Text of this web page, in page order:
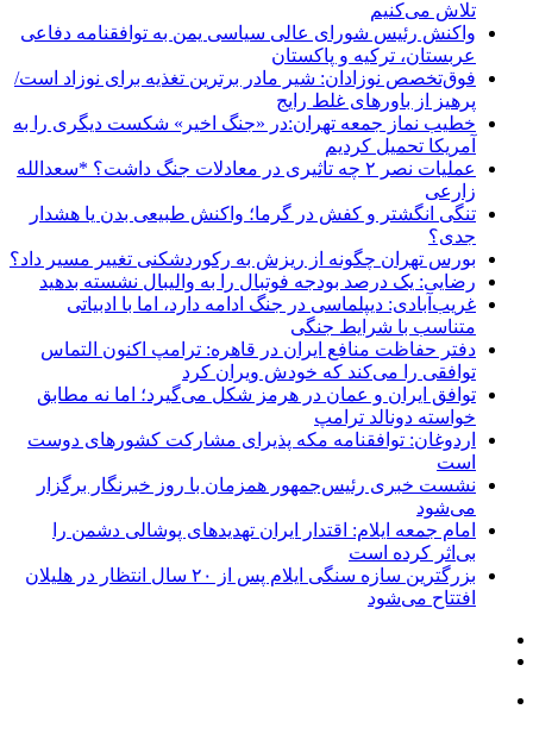
تلاش می‌کنیم
واکنش رئیس شورای عالی سیاسی یمن به توافقنامه دفاعی
عربستان، ترکیه و پاکستان
فوق‌تخصص نوزادان: شیر مادر برترین تغذیه برای نوزاد است/
پرهیز از باورهای غلط رایج
خطیب نماز جمعه تهران:در «جنگ اخیر» شکست دیگری را به
آمریکا تحمیل کردیم
عملیات نصر ۲ چه تاثیری در معادلات جنگ داشت؟ *سعدالله
زارعی
تنگی انگشتر و کفش در گرما؛ واکنش طبیعی بدن یا هشدار
جدی؟
بورس تهران چگونه از ریزش به رکوردشکنی تغییر مسیر داد؟
رضایی: یک درصد بودجه فوتبال را به والیبال نشسته بدهید
غریب‌آبادی: دیپلماسی در جنگ ادامه دارد، اما با ادبیاتی
متناسب با شرایط جنگی
دفتر حفاظت منافع ایران در قاهره: ترامپ اکنون التماس
توافقی را می‌کند که خودش ویران کرد
توافق ایران و عمان در هرمز شکل می‌گیرد؛ اما نه مطابق
خواسته دونالد ترامپ
اردوغان: توافقنامه مکه پذیرای مشارکت کشورهای دوست
است
نشست خبری رئیس‌جمهور همزمان با روز خبرنگار برگزار
می‌شود
امام جمعه ایلام: اقتدار ایران تهدیدهای پوشالی دشمن را
بی‌اثر کرده است
بزرگترین سازه سنگی ایلام پس از ۲۰ سال انتظار در هلیلان
افتتاح می‌شود